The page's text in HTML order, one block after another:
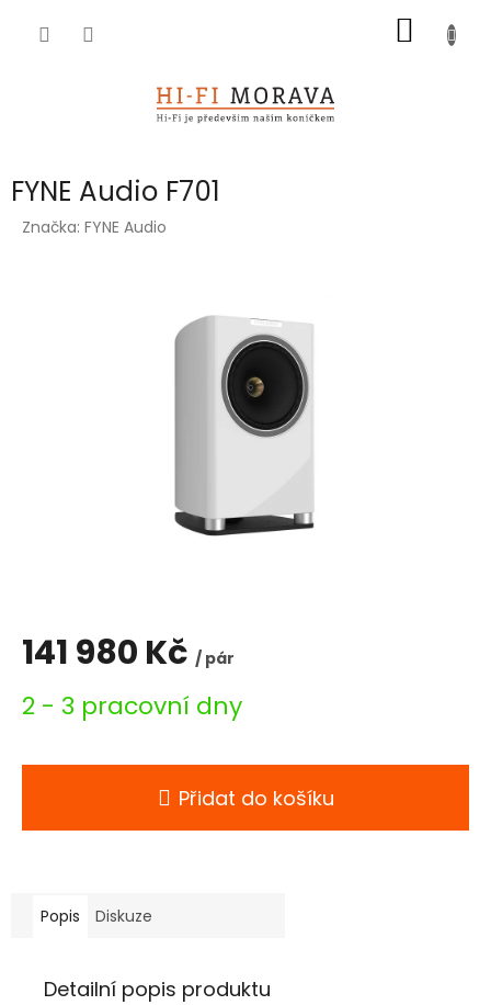
KOŠÍK
FYNE Audio F701
Značka: FYNE Audio
141 980 Kč / pár
cena:
2 - 3 pracovní dny
Přidat do košíku
Popis Diskuze
Detailní popis produktu